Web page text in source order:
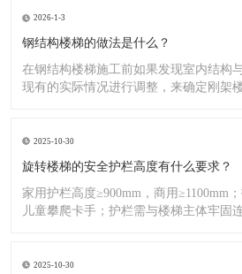
2026-1-3
钢结构楼梯的做法是什么？
在钢结构楼梯施工前如果发现室内结构
现有的实际情况进行调整，来确定刚架
2025-10-30
旋转楼梯的安全护栏高度有什么要求？
家用护栏高度≥900mm，商用≥1100mm
儿童攀爬卡手；护栏需与楼梯主体牢固
2025-10-30